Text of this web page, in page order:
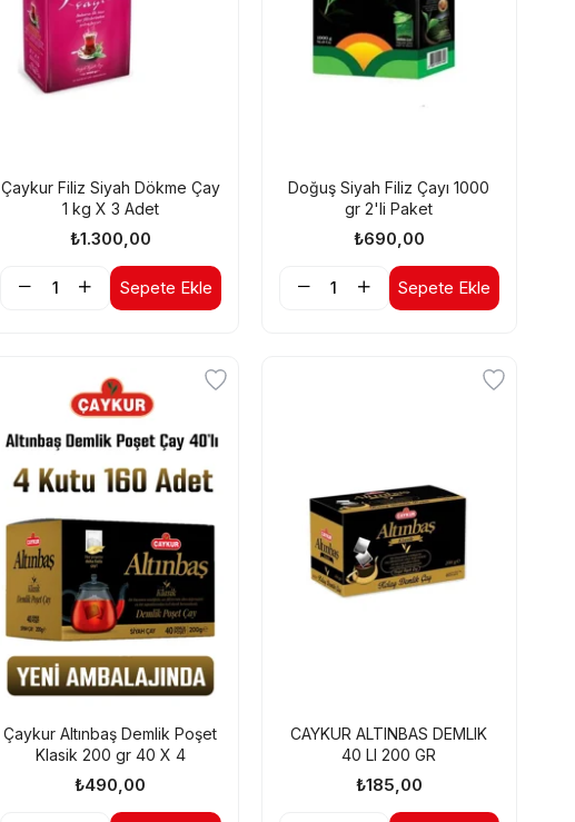
Çaykur Filiz Siyah Dökme Çay
1 kg X 3 Adet
₺1.300,00
Sepete Ekle
Doğuş Siyah Filiz Çayı 1000
gr 2'li Paket
₺690,00
Sepete Ekle
Çaykur Altınbaş Demlik Poşet
Klasik 200 gr 40 X 4
₺490,00
CAYKUR ALTINBAS DEMLIK
40 LI 200 GR
₺185,00